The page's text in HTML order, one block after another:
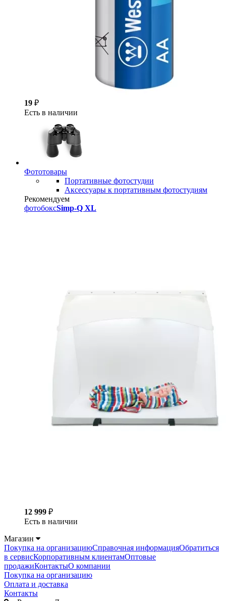
19 ₽
Есть в наличии
Фототовары
Портативные фотостудии
Аксессуары к портативным фотостудиям
Рекомендуем
фотобоксSimp-Q XL
12 999 ₽
Есть в наличии
Магазин
Покупка на организациюСправочная информацияОбратиться
в сервисКорпоративным клиентамОптовые
продажиКонтактыО компании
Покупка на организацию
Оплата и доставка
Контакты